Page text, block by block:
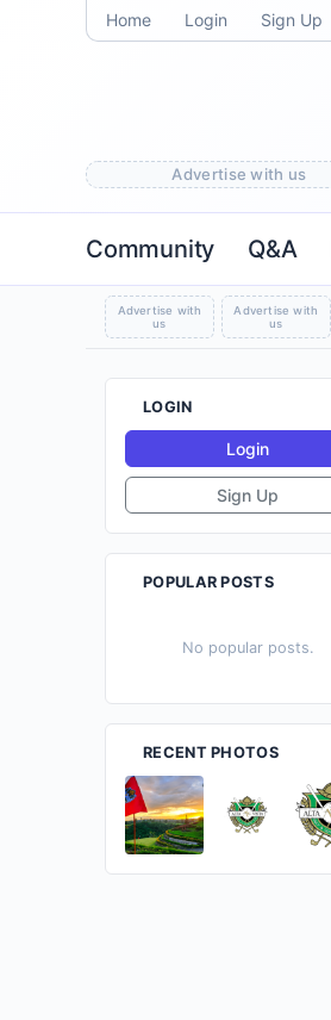
Home Login Sign Up
Advertise with us
Community Q&A
Advertise with
us
Advertise with
us
LOGIN
Login
Sign Up
POPULAR POSTS
No popular posts.
RECENT PHOTOS